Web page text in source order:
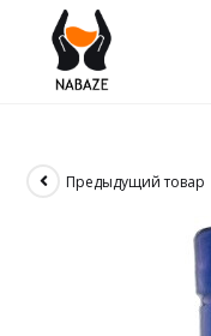
Предыдущий товар